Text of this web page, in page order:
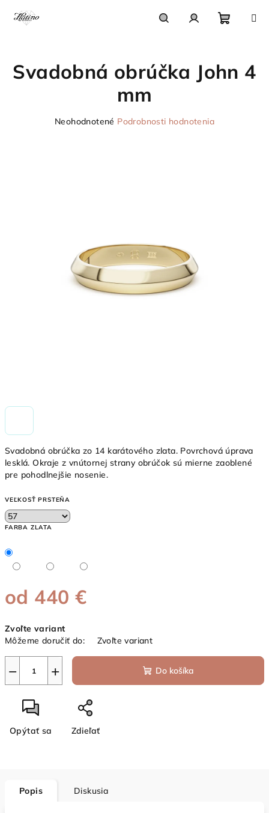
košík
Svadobná obrúčka zo 14 karátového zlata. Povrchová úprava
lesklá. Okraje z vnútornej strany obrúčok sú mierne zaoblené
pre pohodlnejšie nosenie.
VEĽKOSŤ PRSTEŇA
FARBA ZLATA
od 440 €
cena:
Zvoľte variant
Môžeme doručiť do:
Zvoľte variant
+
− Do košíka
Opýtať sa Zdieľať
Svadobná obrúčka John 4
mm
Priemerné
Neohodnotené Podrobnosti hodnotenia
Popis Diskusia